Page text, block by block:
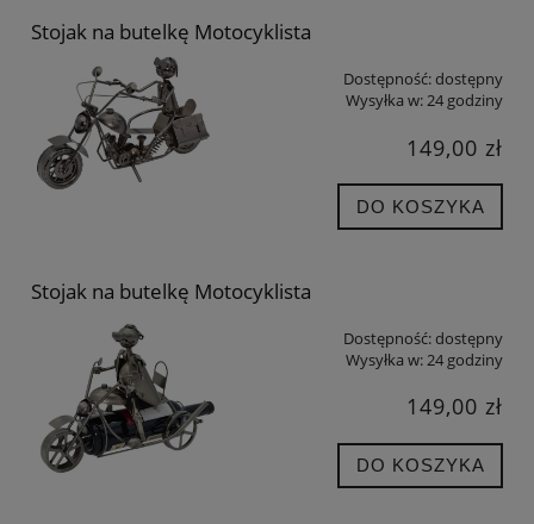
Stojak na butelkę Motocyklista
Dostępność:dostępny
Wysyłka w:24 godziny
149,00 zł
DO KOSZYKA
Stojak na butelkę Motocyklista
Dostępność:dostępny
Wysyłka w: 24 godziny
149,00 zł
DO KOSZYKA